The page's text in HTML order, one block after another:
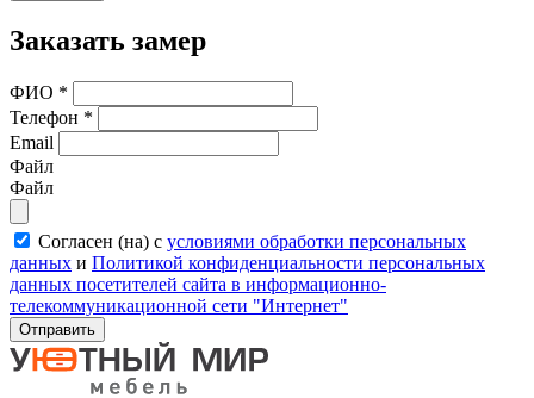
Заказать замер
ФИО *
Телефон *
Email
Файл
Файл
Согласен (на) с условиями обработки персональных
данных и Политикой конфиденциальности персональных
данных посетителей сайта в информационно-
телекоммуникационной сети "Интернет"
Отправить